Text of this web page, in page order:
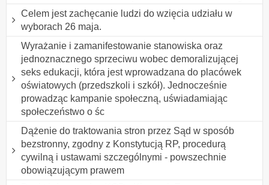
Celem jest zachęcanie ludzi do wzięcia udziału w
wyborach 26 maja.
Wyrażanie i zamanifestowanie stanowiska oraz
jednoznacznego sprzeciwu wobec demoralizującej
seks edukacji, która jest wprowadzana do placówek
oświatowych (przedszkoli i szkół). Jednocześnie
prowadząc kampanie społeczną, uświadamiając
społeczeństwo o śc
Dążenie do traktowania stron przez Sąd w sposób
bezstronny, zgodny z Konstytucją RP, procedurą
cywilną i ustawami szczególnymi - powszechnie
obowiązującym prawem